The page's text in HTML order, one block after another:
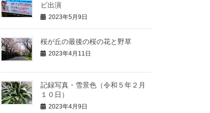
ビ出演
2023年5月9日
桜が丘の最後の桜の花と野草
2023年4月11日
記録写真・雪景色（令和５年２月
１０日）
2023年4月9日